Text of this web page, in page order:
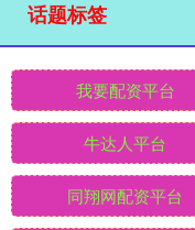
话题标签
我要配资平台
牛达人平台
同翔网配资平台